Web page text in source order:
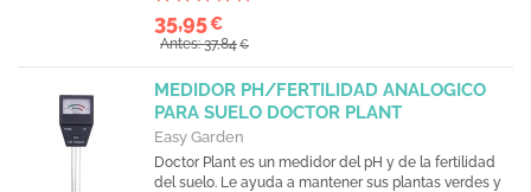
35,95€
Antes: 37,84€
MEDIDOR PH/FERTILIDAD ANALOGICO
PARA SUELO DOCTOR PLANT
Easy Garden
Doctor Plant es un medidor del pH y de la fertilidad
del suelo. Le ayuda a mantener sus plantas verdes y